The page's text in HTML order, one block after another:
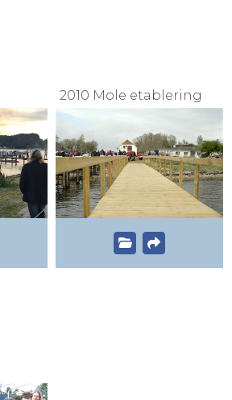
2010 Mole etablering